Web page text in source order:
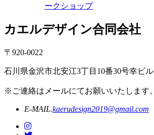
ークショップ
カエルデザイン合同会社
〒920-0022
石川県金沢市北安江3丁目10番30号幸ビル
※ご連絡はメールにてお願いいたします。
E-MAIL.kaerudesign2019@gmail.com